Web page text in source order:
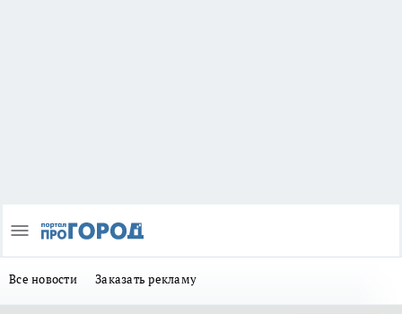
Все новости Заказать рекламу